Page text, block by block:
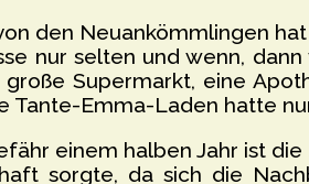
den Neuankömmlingen
nur selten und wenn,
Supermarkt, eine
Tante-Emma-Laden hatte
einem halben Jahr ist
sorgte, da sich die